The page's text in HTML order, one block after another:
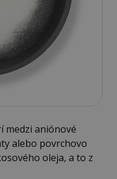
medzi aniónové
alebo povrchovo
oleja, a to z